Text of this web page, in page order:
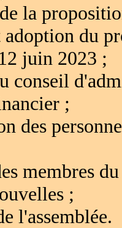
la
du
juin 2023 ;
conseil
;
des
membres
;
l'assemblée.